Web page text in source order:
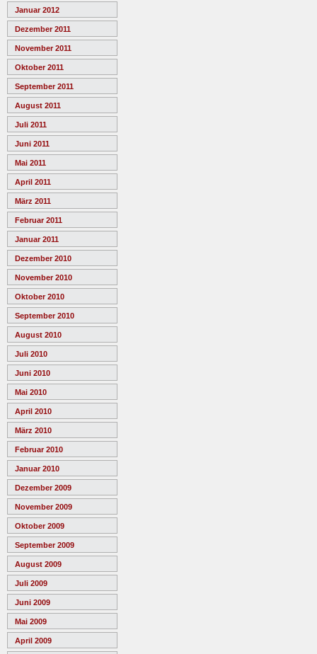
Januar 2012
Dezember 2011
November 2011
Oktober 2011
September 2011
August 2011
Juli 2011
Juni 2011
Mai 2011
April 2011
März 2011
Februar 2011
Januar 2011
Dezember 2010
November 2010
Oktober 2010
September 2010
August 2010
Juli 2010
Juni 2010
Mai 2010
April 2010
März 2010
Februar 2010
Januar 2010
Dezember 2009
November 2009
Oktober 2009
September 2009
August 2009
Juli 2009
Juni 2009
Mai 2009
April 2009